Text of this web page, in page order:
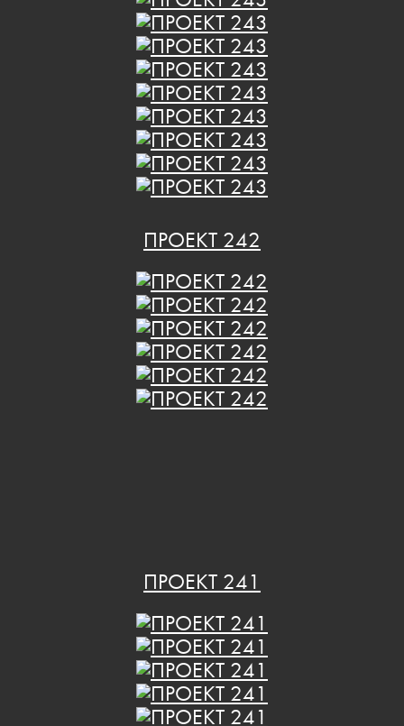
ПРОЕКТ 242
ПРОЕКТ 241